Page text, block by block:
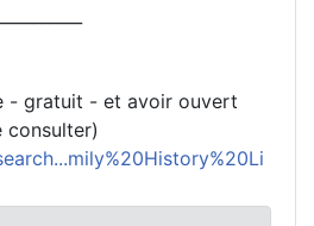
- gratuit - et avoir ouvert
consulter)